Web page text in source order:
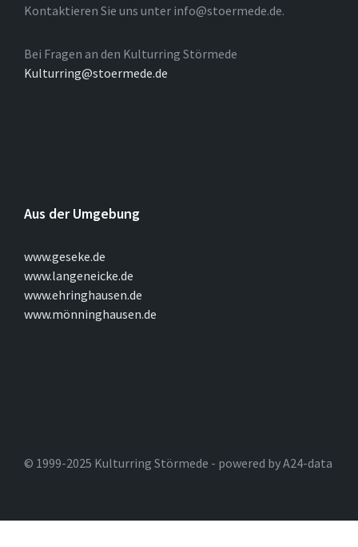
Kontaktieren Sie uns unter info@stoermede.de.
Bei Fragen an den Kulturring Störmede
Kulturring@stoermede.de
Aus der Umgebung
www.geseke.de
www.langeneicke.de
www.ehringhausen.de
www.mönninghausen.de
© 1999-2025 Kulturring Störmede - powered by A24-data